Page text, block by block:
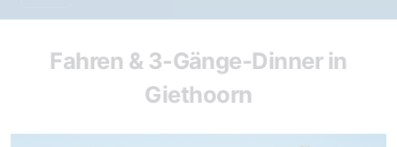
Fahren & 3-Gänge-Dinner in
Giethoorn